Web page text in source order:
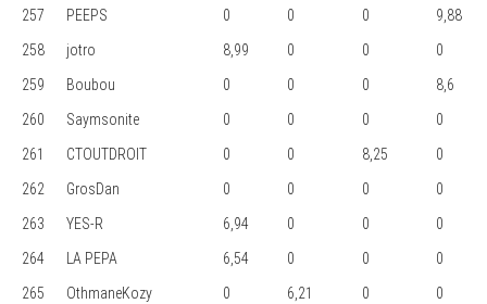
257
PEEPS 0 0 0
9,88
258
jotro 8,99 0 0
0
259
Boubou 0 0 0
8,6
260
Saymsonite 0 0 0
0
261
CTOUTDROIT 0 0 8,25
0
262
GrosDan 0 0 0
0
263
YES-R 6,94 0 0
0
264
LA PEPA 6,54 0 0
0
265
OthmaneKozy 0 6,21 0
0